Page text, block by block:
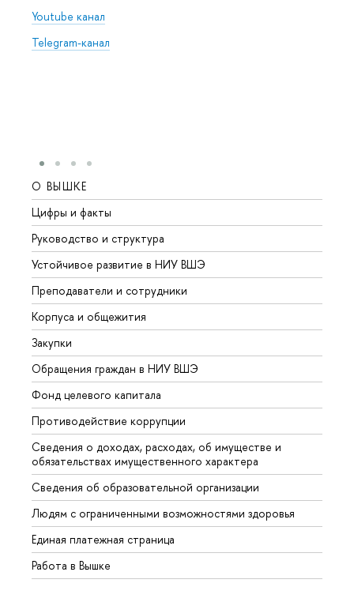
Youtube канал
Telegram-канал
О ВЫШКЕ
Цифры и факты
Руководство и структура
Устойчивое развитие в НИУ ВШЭ
Преподаватели и сотрудники
Корпуса и общежития
Закупки
Обращения граждан в НИУ ВШЭ
Фонд целевого капитала
Противодействие коррупции
Сведения о доходах, расходах, об имуществе и
обязательствах имущественного характера
Сведения об образовательной организации
Людям с ограниченными возможностями здоровья
Единая платежная страница
Работа в Вышке